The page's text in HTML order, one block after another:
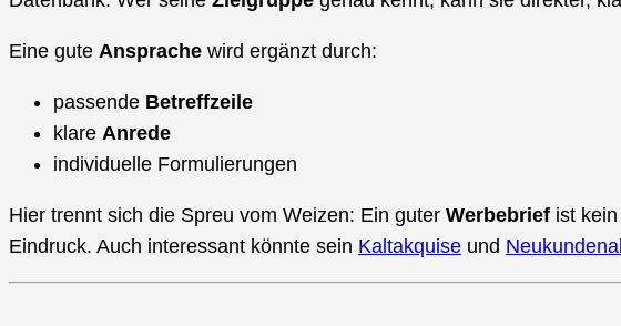
Eine gute Ansprache wird ergänzt durch:
passende Betreffzeile
klare Anrede
individuelle Formulierungen
Hier trennt sich die Spreu vom Weizen: Ein guter Werbebrief ist
Eindruck. Auch interessant könnte sein Kaltakquise und